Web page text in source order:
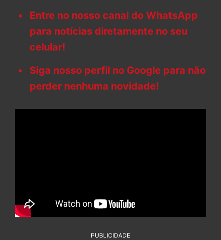
Entre no nosso canal do WhatsApp
para notícias diretamente no seu
celular!
Siga nosso perfil no Google para não
perder nenhuma novidade!
PUBLICIDADE